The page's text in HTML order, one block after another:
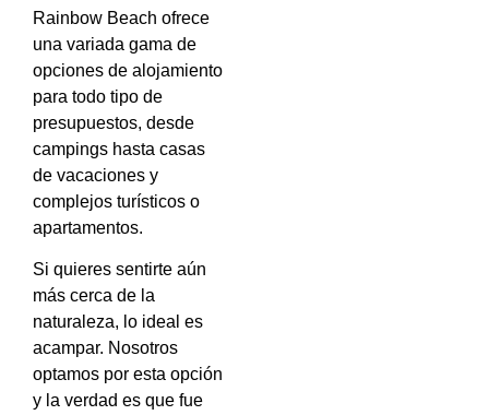
Rainbow Beach ofrece
una variada gama de
opciones de alojamiento
para todo tipo de
presupuestos, desde
campings hasta casas
de vacaciones y
complejos turísticos o
apartamentos.
Si quieres sentirte aún
más cerca de la
naturaleza, lo ideal es
acampar. Nosotros
optamos por esta opción
y la verdad es que fue